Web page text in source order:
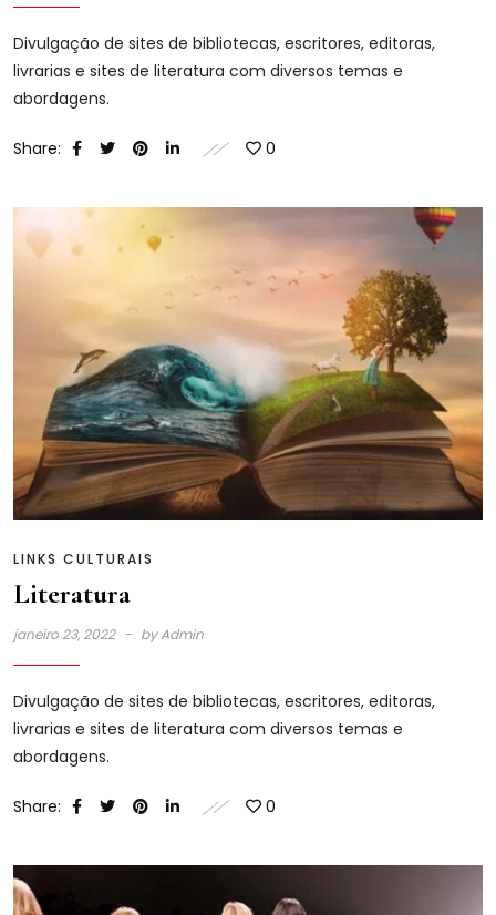
Divulgação de sites de bibliotecas, escritores, editoras,
livrarias e sites de literatura com diversos temas e
abordagens.
Share: 0
LINKS CULTURAIS
Literatura
janeiro 23, 2022 byAdmin
Divulgação de sites de bibliotecas, escritores, editoras,
livrarias e sites de literatura com diversos temas e
abordagens.
Share: 0